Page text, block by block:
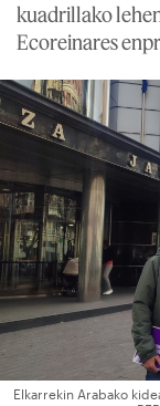
kuadrillako
Ecoreinares
Elkarrekin Arabako